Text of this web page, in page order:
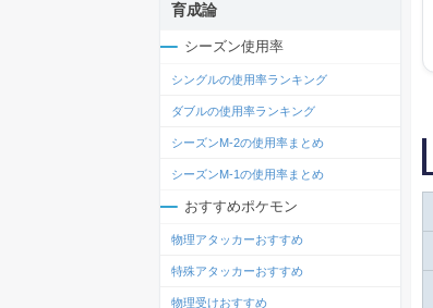
育成論
シーズン使用率
シングルの使用率ランキング
ダブルの使用率ランキング
シーズンM-2の使用率まとめ
シーズンM-1の使用率まとめ
おすすめポケモン
物理アタッカーおすすめ
特殊アタッカーおすすめ
物理受けおすすめ